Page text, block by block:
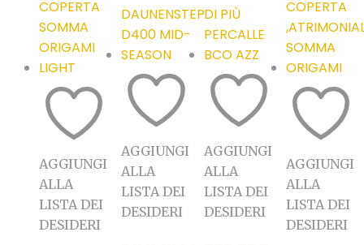
AGGIUNGI
ALLA
LISTA DEI
DESIDERI
AGGIUNGI
ALLA
LISTA DEI
DESIDERI
AGGIUNGI
ALLA
LISTA DEI
DESIDERI
AGGIUNGI
ALLA
LISTA DEI
DESIDERI